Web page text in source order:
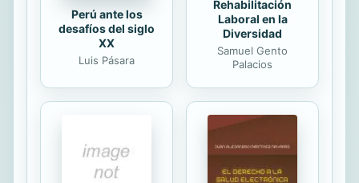
Perú ante los
desafíos del siglo
XX
Luis Pásara
Rehabilitación
Laboral en la
Diversidad
Samuel Gento
Palacios